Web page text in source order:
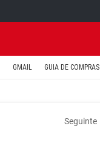
GMAIL GUIA DE COMPRAS
Seguinte